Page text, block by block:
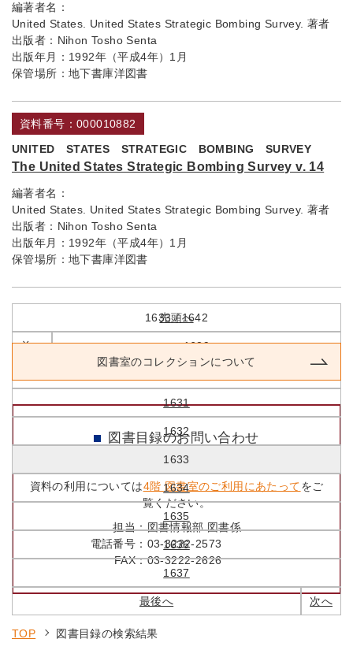
編著者名：
United States. United States Strategic Bombing Survey. 著者
出版者： Nihon Tosho Senta
出版年月： 1992年（平成4年）1月
保管場所： 地下書庫洋図書
資料番号：000010882
UNITED STATES STRATEGIC BOMBING SURVEY
The United States Strategic Bombing Survey v. 14
編著者名：
United States. United States Strategic Bombing Survey. 著者
出版者： Nihon Tosho Senta
出版年月： 1992年（平成4年）1月
保管場所： 地下書庫洋図書
1633 / 1642
先頭へ
前へ 1629
1631
1632
1633
1634
1635
1636
1637
次へ
最後へ
図書室のコレクションについて
図書目録のお問い合わせ
資料の利用については4階 図書室のご利用にあたってをご
覧ください。
担当：図書情報部 図書係
電話番号： 03-3222-2573
FAX：03-3222-2626
TOP 図書目録の検索結果